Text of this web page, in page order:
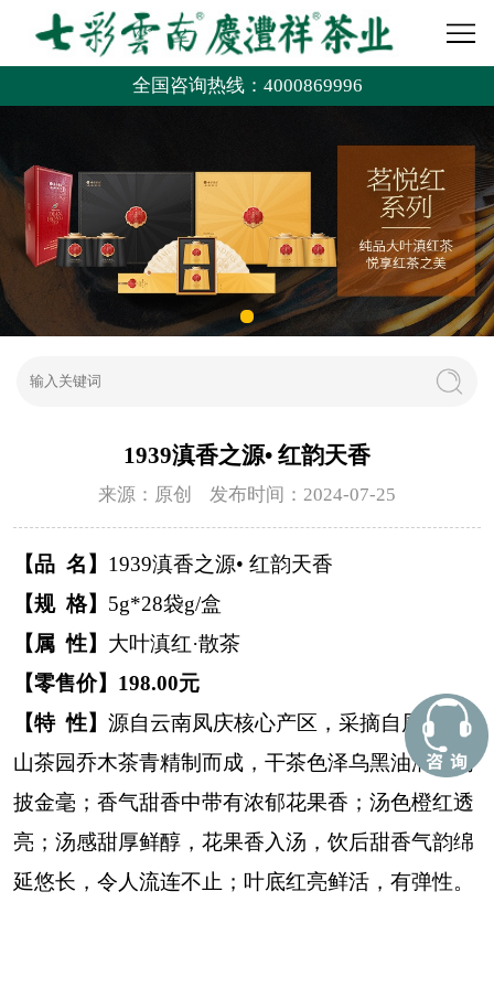
全国咨询热线：4000869996
1939滇香之源• 红韵天香
来源：原创 发布时间：2024-07-25
【品 名】 1939滇香之源• 红韵天香
【规 格】 5g*28袋g/盒
【属 性】 大叶滇红·散茶
【零售价】198.00元
【特 性】 源自云南凤庆核心产区，采摘自凤庆高
山茶园乔木茶青精制而成，干茶色泽乌黑油润、满
披金毫；香气甜香中带有浓郁花果香；汤色橙红透
亮；汤感甜厚鲜醇，花果香入汤，饮后甜香气韵绵
延悠长，令人流连不止；叶底红亮鲜活，有弹性。